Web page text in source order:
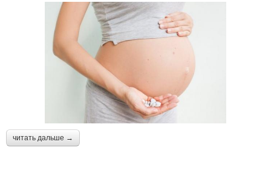
читать дальше →